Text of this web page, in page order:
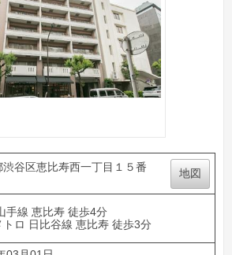
渋谷区恵比寿西一丁目１５番
地図
手線 恵比寿 徒歩4分
トロ 日比谷線 恵比寿 徒歩3分